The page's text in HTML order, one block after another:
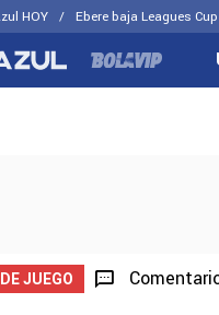
HOY Ebere baja Leagues Cup
Selección Mexicana
JUEGO